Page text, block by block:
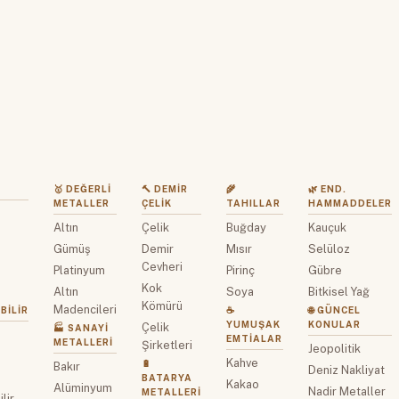
🥇 DEĞERLI
METALLER
Altın
Gümüş
Platinyum
Altın
Madencileri
🏭 SANAYI
METALLERI
Bakır
Alüminyum
🔨 DEMIR
ÇELIK
Çelik
Demir
Cevheri
Kok
Kömürü
Çelik
Şirketleri
🔋
BATARYA
METALLERI
🌾
TAHILLAR
Buğday
Mısır
Pirinç
Soya
☕
YUMUŞAK
EMTIALAR
Kahve
Kakao
🌿 END.
HAMMADDELER
Kauçuk
Selüloz
Gübre
Bitkisel Yağ
🌐 GÜNCEL
KONULAR
Jeopolitik
Deniz Nakliyat
Nadir Metaller